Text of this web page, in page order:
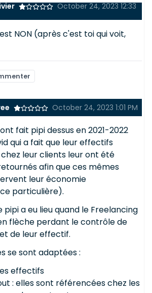
October 24, 2023 12:33
NON (après c'est toi qui voit,
October 24, 2023 1:01 PM
fait pipi dessus en 2021-2022
qui a fait que leur effectifs
leur clients leur ont été
afin que ces mêmes
leur économie
particulière).
pipi a eu lieu quand le Freelancing
flèche perdant le contrôle de
de leur effectif.
se sont adaptées :
effectifs
: elles sont référencées chez les